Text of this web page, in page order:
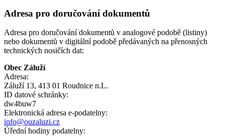
Adresa pro doručování dokumentů
Adresa pro doručování dokumentů v analogové podobě (listiny)
nebo dokumentů v digitální podobě předávaných na přenosných
technických nosičích dat:
Obec Záluží
Adresa:
Záluží 13, 413 01 Roudnice n.L.
ID datové schránky:
dw4buw7
Elektronická adresa e‑podatelny:
info@ouzaluzi.cz
Úřední hodiny podatelny: